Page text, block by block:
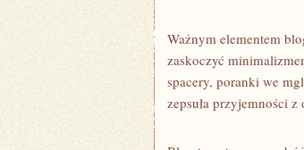
Ważnym elementem
zaskoczyć
spacery, poranki we
zepsuła przyjemności